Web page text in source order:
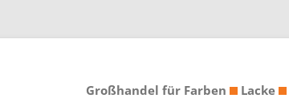
Großhandel für Farben Lacke